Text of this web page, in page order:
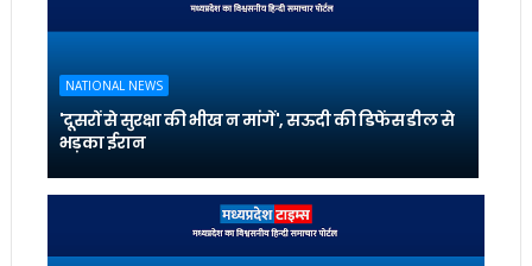
NATIONAL NEWS
'दूसरों से सुरक्षा की भीख न मांगें', सऊदी की डिफेंस डील से
भड़का ईरान